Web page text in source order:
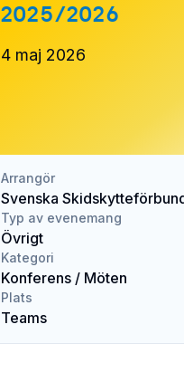
2025/2026
4 maj 2026
Arrangör
Svenska
Typ av evenemang
Övrigt
Kategori
Konferens / Möten
Plats
Teams